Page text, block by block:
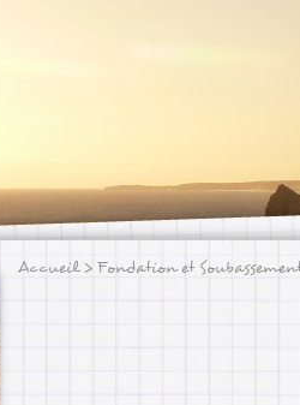
Accueil> Fondation et